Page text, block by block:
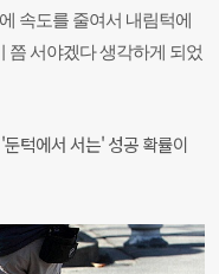
속도를 줄여서 내림턱에
쯤 서야겠다 생각하게 되었
턱에서 서는' 성공 확률이